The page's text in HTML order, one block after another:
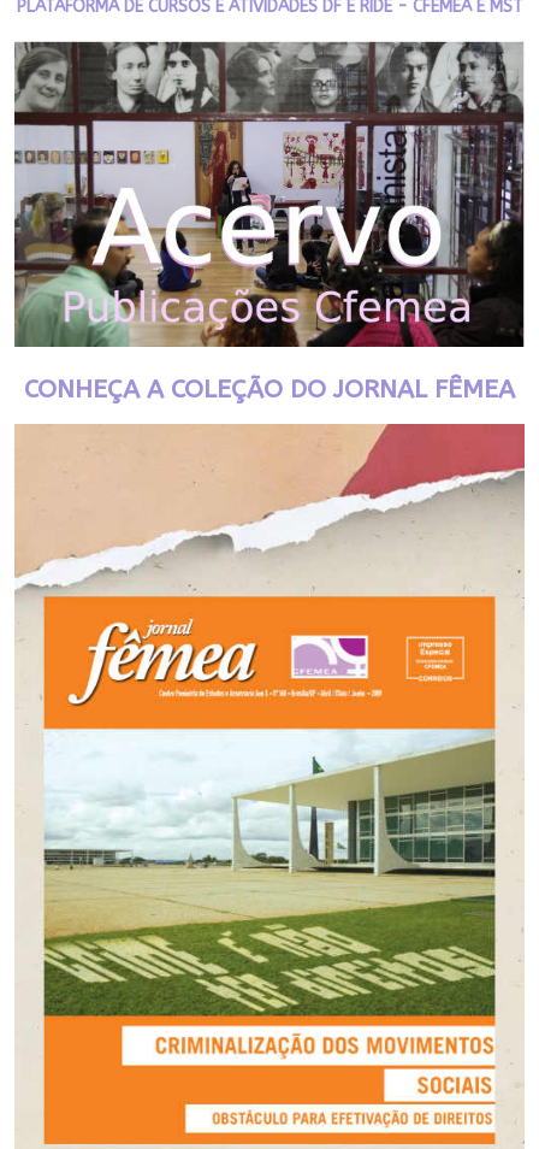
PLATAFORMA DE CURSOS E ATIVIDADES DF E RIDE - CFEMEA E MST
CONHEÇA A COLEÇÃO DO JORNAL FÊMEA